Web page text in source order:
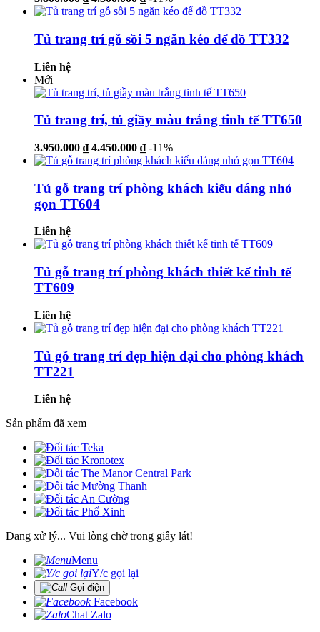
Tủ trang trí gỗ sồi 5 ngăn kéo để đồ TT332
Liên hệ
Mới
Tủ trang trí, tủ giầy màu trắng tinh tế TT650
3.950.000 ₫ 4.450.000 ₫ -11%
Tủ gỗ trang trí phòng khách kiểu dáng nhỏ
gọn TT604
Liên hệ
Tủ gỗ trang trí phòng khách thiết kế tinh tế
TT609
Liên hệ
Tủ gỗ trang trí đẹp hiện đại cho phòng khách
TT221
Liên hệ
Sản phẩm đã xem
Đang xử lý... Vui lòng chờ trong giây lát!
Menu
Y/c gọi lại
Gọi điện
Facebook
Chat Zalo